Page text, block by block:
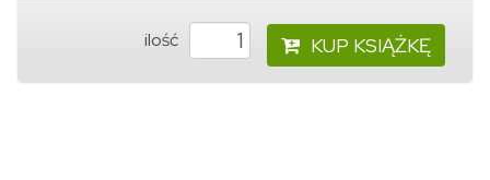
ilość KUP KSIĄŻKĘ